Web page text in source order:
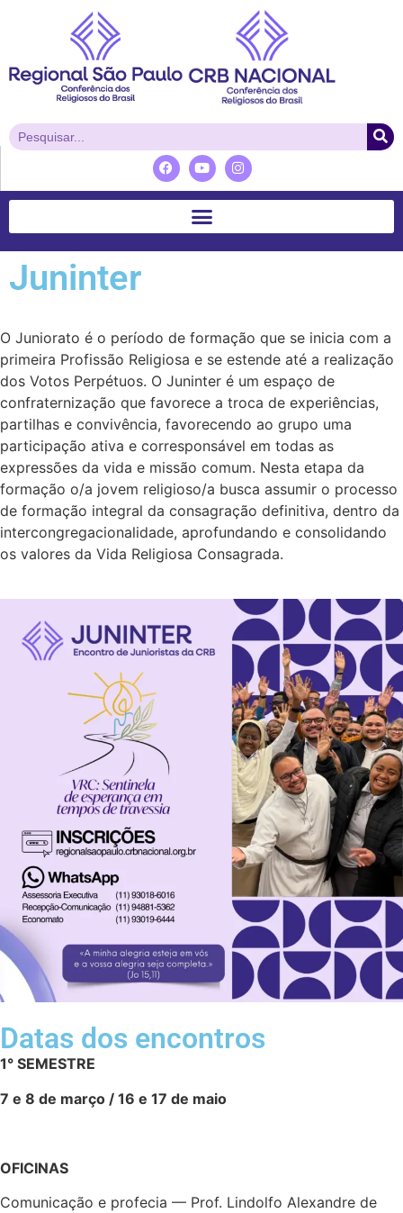
Juninter
O Juniorato é o período de formação que se inicia com a
primeira Profissão Religiosa e se estende até a realização
dos Votos Perpétuos. O Juninter é um espaço de
confraternização que favorece a troca de experiências,
partilhas e convivência, favorecendo ao grupo uma
participação ativa e corresponsável em todas as
expressões da vida e missão comum. Nesta etapa da
formação o/a jovem religioso/a busca assumir o processo
de formação integral da consagração definitiva, dentro da
intercongregacionalidade, aprofundando e consolidando
os valores da Vida Religiosa Consagrada.
Datas dos encontros
1° SEMESTRE
7 e 8 de março / 16 e 17 de maio
OFICINAS
Comunicação e profecia — Prof. Lindolfo Alexandre de